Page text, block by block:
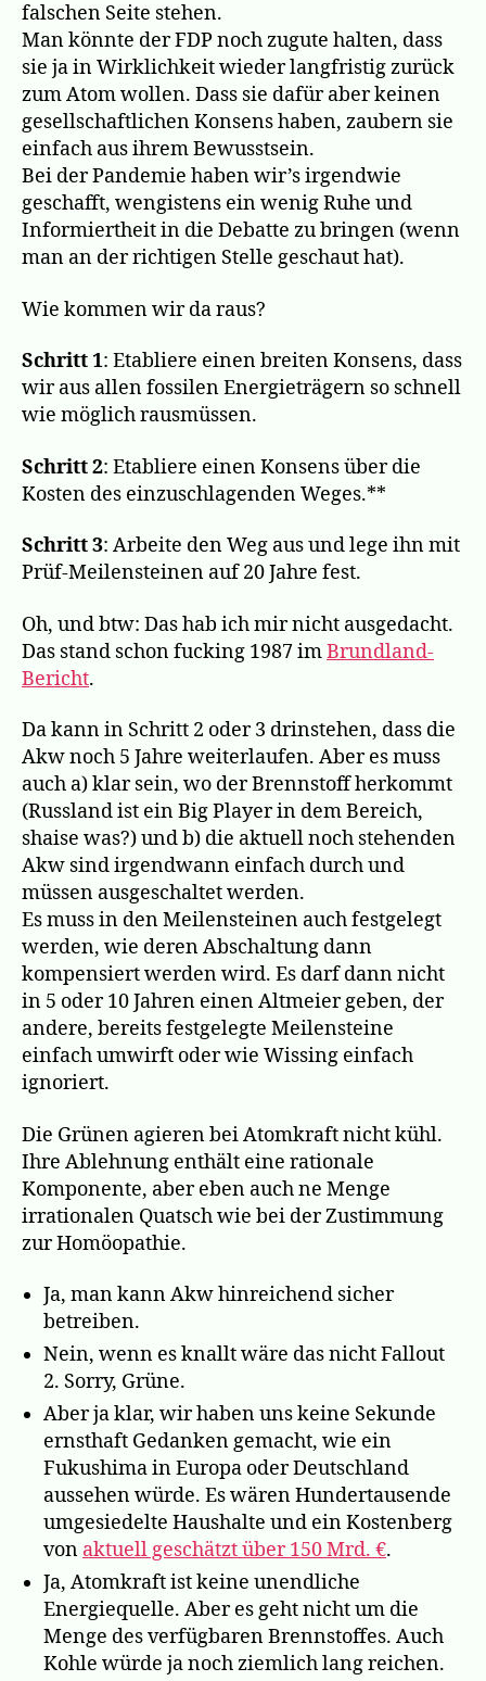
falschen Seite stehen.
Man könnte der FDP noch zugute halten, dass
sie ja in Wirklichkeit wieder langfristig zurück
zum Atom wollen. Dass sie dafür aber keinen
gesellschaftlichen Konsens haben, zaubern sie
einfach aus ihrem Bewusstsein.
Bei der Pandemie haben wir’s irgendwie
geschafft, wengistens ein wenig Ruhe und
Informiertheit in die Debatte zu bringen (wenn
man an der richtigen Stelle geschaut hat).
Wie kommen wir da raus?
Schritt 1: Etabliere einen breiten Konsens, dass
wir aus allen fossilen Energieträgern so schnell
wie möglich rausmüssen.
Schritt 2: Etabliere einen Konsens über die
Kosten des einzuschlagenden Weges.**
Schritt 3: Arbeite den Weg aus und lege ihn mit
Prüf-Meilensteinen auf 20 Jahre fest.
Oh, und btw: Das hab ich mir nicht ausgedacht.
Das stand schon fucking 1987 imBrundland-
Bericht.
Da kann in Schritt 2 oder 3 drinstehen, dass die
Akw noch 5 Jahre weiterlaufen. Aber es muss
auch a) klar sein, wo der Brennstoff herkommt
(Russland ist ein Big Player in dem Bereich,
shaise was?) und b) die aktuell noch stehenden
Akw sind irgendwann einfach durch und
müssen ausgeschaltet werden.
Es muss in den Meilensteinen auch festgelegt
werden, wie deren Abschaltung dann
kompensiert werden wird. Es darf dann nicht
in 5 oder 10 Jahren einen Altmeier geben, der
andere, bereits festgelegte Meilensteine
einfach umwirft oder wie Wissing einfach
ignoriert.
Die Grünen agieren bei Atomkraft nicht kühl.
Ihre Ablehnung enthält eine rationale
Komponente, aber eben auch ne Menge
irrationalen Quatsch wie bei der Zustimmung
zur Homöopathie.
Ja, man kann Akw hinreichend sicher
betreiben.
Nein, wenn es knallt wäre das nicht Fallout
2. Sorry, Grüne.
Aber ja klar, wir haben uns keine Sekunde
ernsthaft Gedanken gemacht, wie ein
Fukushima in Europa oder Deutschland
aussehen würde. Es wären Hundertausende
umgesiedelte Haushalte und ein Kostenberg
von aktuell geschätzt über 150 Mrd. €.
Ja, Atomkraft ist keine unendliche
Energiequelle. Aber es geht nicht um die
Menge des verfügbaren Brennstoffes. Auch
Kohle würde ja noch ziemlich lang reichen.